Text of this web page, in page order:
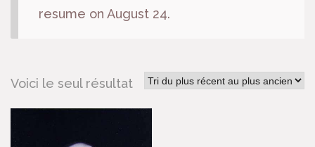
resume on August 24.
Voici le seul résultat